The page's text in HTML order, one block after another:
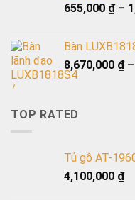
655,000 ₫–
Bàn
8,670,000 ₫–
TOP RATED
Tủ gỗ AT-
4,100,000 ₫